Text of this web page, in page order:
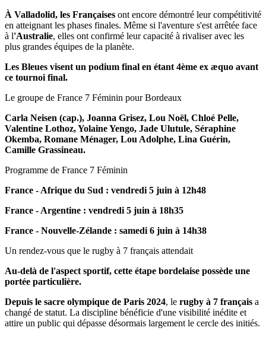
À Valladolid, les Françaises ont encore démontré leur compétitivité
en atteignant les phases finales. Même si l'aventure s'est arrêtée face
à l'Australie, elles ont confirmé leur capacité à rivaliser avec les
plus grandes équipes de la planète.
Les Bleues visent un podium final en étant 4ème ex æquo avant
ce tournoi final.
Le groupe de France 7 Féminin pour Bordeaux
Carla Neisen (cap.), Joanna Grisez, Lou Noël, Chloé Pelle,
Valentine Lothoz, Yolaine Yengo, Jade Ulutule, Séraphine
Okemba, Romane Ménager, Lou Adolphe, Lina Guérin,
Camille Grassineau.
Programme de France 7 Féminin
France - Afrique du Sud : vendredi 5 juin à 12h48
France - Argentine : vendredi 5 juin à 18h35
France - Nouvelle-Zélande : samedi 6 juin à 14h38
Un rendez-vous que le rugby à 7 français attendait
Au-delà de l'aspect sportif, cette étape bordelaise possède une
portée particulière.
Depuis le sacre olympique de Paris 2024, le rugby à 7 français a
changé de statut. La discipline bénéficie d'une visibilité inédite et
attire un public qui dépasse désormais largement le cercle des initiés.